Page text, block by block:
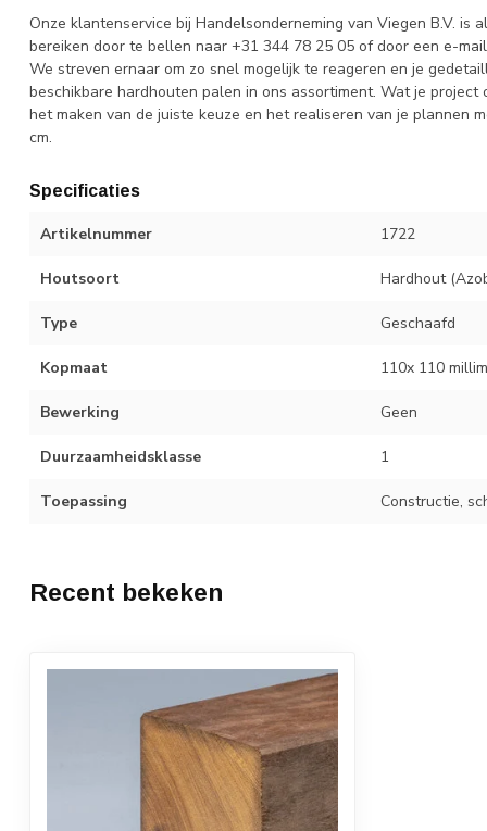
Onze klantenservice bij Handelsonderneming van Viegen B.V. is
bereiken door te bellen naar +31 344 78 25 05 of door een e-
We streven ernaar om zo snel mogelijk te reageren en je
beschikbare hardhouten palen in ons assortiment. Wat je
het maken van de juiste keuze en het realiseren van je plannen
cm.
Specificaties
Artikelnummer 1722
Houtsoort Hardhout
Type Geschaafd
Kopmaat 110x 110
Bewerking Geen
Duurzaamheidsklasse 1
Toepassing Constructie,
Recent bekeken